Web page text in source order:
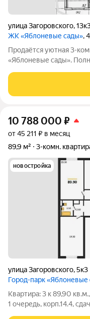
улица Загоровского,
ЖК «Яблоневые сады»,
Продаётся уютная 3-
«Яблоневые сады».
современные двери . Окна на
освещённость и
10 788 000 ₽
от 45 211 ₽ в месяц
89,9 м²
3-комн.
новостройка
улица Загоровского,5к3
Город-парк «Яблоневые
Квартира: 3 к 89,90
1 очередь, корп.14.4,